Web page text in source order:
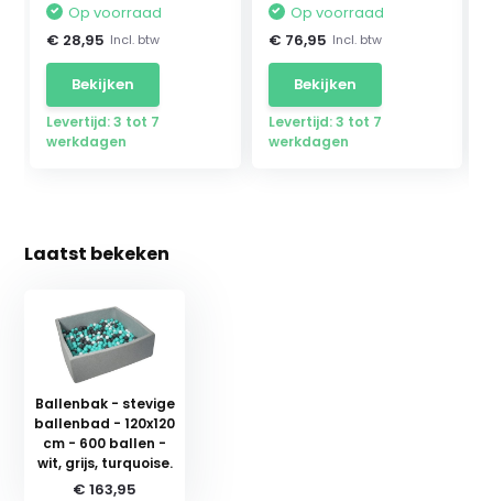
Op voorraad
€ 28,95 Incl. btw
Bekijken
Levertijd: 3 tot 7
werkdagen
Op voorraad
€ 76,95 Incl. btw
Bekijken
Levertijd: 3 tot 7
werkdagen
Laatst bekeken
Ballenbak - stevige
ballenbad - 120x120
cm - 600 ballen -
wit, grijs, turquoise.
€ 163,95